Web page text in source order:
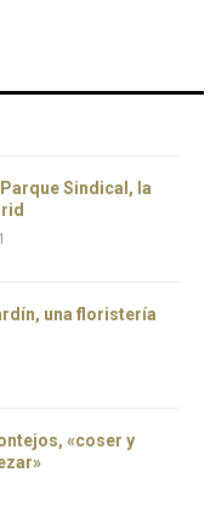
Sindical, la
una floristería
«coser y